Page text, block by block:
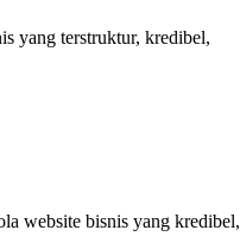
yang terstruktur, kredibel,
website bisnis yang kredibel,